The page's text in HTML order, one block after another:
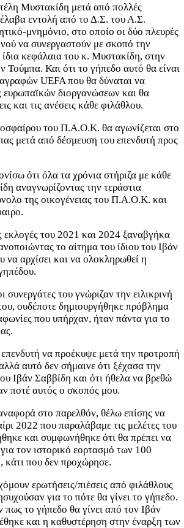
Μυστακίδη μετά από πολλές
εντολή από το Δ.Σ. του Α.Σ.
μνημόνιο, στο οποίο οι δύο πλευρές
να συνεργαστούν με σκοπό την
κεφάλαια του κ. Μυστακίδη, στην
Τούμπα. Και ότι το γήπεδο αυτό θα είναι
UEFA που θα δύναται να
ευρωπαϊκών διοργανώσεων και θα
και τις ανέσεις κάθε φιλάθλου.
του Π.Α.Ο.Κ. θα αγωνίζεται στο
μετά από δέσμευση του επενδυτή προς
ότι όλα τα χρόνια στήριζα με κάθε
αναγνωρίζοντας την τεράστια
της οικογένειας του Π.Α.Ο.Κ. και
εκλογές του 2021 και 2024 ξαναβγήκα
το αίτημα του ίδιου του Ιβάν
να αρχίσει και να ολοκληρωθεί η
του γνώριζαν την ειλικρινή
ουδέποτε δημιουργήθηκε πρόβλημα
που υπήρχαν, ήταν πάντα για το
να προέκυψε μετά την προτροπή
αυτό δεν σήμαινε ότι ξέχασα την
Ιβάν Σαββίδη και ότι ήθελα να βρεθώ
ποτέ αυτός ο σκοπός μου.
στο παρελθόν, θέλω επίσης να
2022 που παραλάβαμε τις μελέτες του
και συμφωνήθηκε ότι θα πρέπει να
τον ιστορικό εορτασμό των 100
που δεν προχώρησε.
ερωτήσεις/πιέσεις από φιλάθλους
για το πότε θα γίνει το γήπεδο.
το γήπεδο θα γίνει από τον Ιβάν
και η καθυστέρηση στην έναρξη των